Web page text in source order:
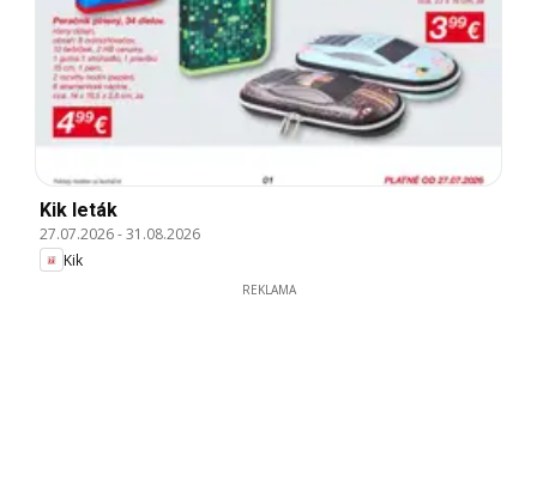
Kik leták
27.07.2026-31.08.2026
Kik
REKLAMA